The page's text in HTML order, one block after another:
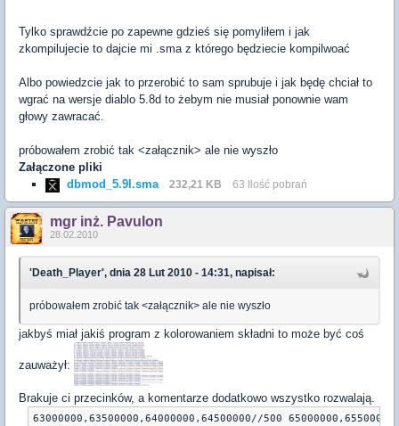
Tylko sprawdźcie po zapewne gdzieś się pomyliłem i jak
zkompilujecie to dajcie mi .sma z którego będziecie kompilwoać
Albo powiedzcie jak to przerobić to sam sprubuje i jak będę chciał to
wgrać na wersje diablo 5.8d to żebym nie musiał ponownie wam
głowy zawracać.
próbowałem zrobić tak <załącznik> ale nie wyszło
Załączone pliki
dbmod_5.9l.sma
232,21 KB 63 Ilość pobrań
mgr inż. Pavulon
28.02.2010
'Death_Player', dnia 28 Lut 2010 - 14:31, napisał:
próbowałem zrobić tak <załącznik> ale nie wyszło
jakbyś miał jakiś program z kolorowaniem składni to może być coś
zauważył:
Brakuje ci przecinków, a komentarze dodatkowo wszystko rozwalają.
63000000,63500000,64000000,64500000//500